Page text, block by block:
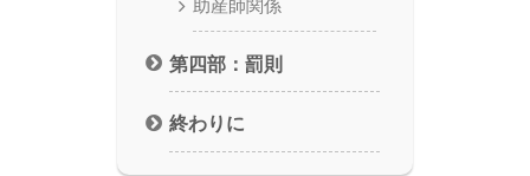
助産師関係
第四部：罰則
終わりに